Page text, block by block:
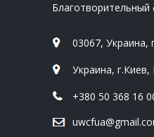
Благотворительный
03067, Украина,
Украина,
+380 50 368 16